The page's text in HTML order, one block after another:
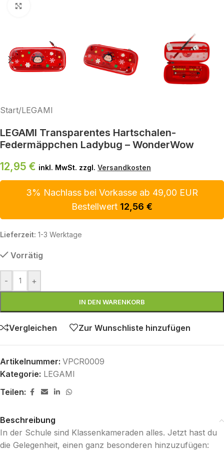
Start/LEGAMI
LEGAMI Transparentes Hartschalen-
Federmäppchen Ladybug – WonderWow
12,95 € inkl. MwSt. zzgl. Versandkosten
3% Nachlass bei Vorkasse ab 49,00 EUR
Bestellwert 12,56 €
Lieferzeit: 1-3 Werktage
Vorrätig
- +
IN DEN WARENKORB
Vergleichen Zur Wunschliste hinzufügen
Artikelnummer: VPCR0009
Kategorie: LEGAMI
Teilen:
Beschreibung
In der Schule sind Klassenkameraden alles. Jetzt hast du
die Gelegenheit, einen ganz besonderen hinzuzufügen: